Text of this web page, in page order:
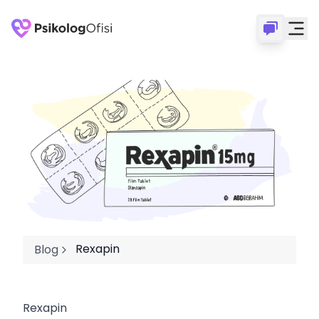
Blog Rexapin
Rexapin